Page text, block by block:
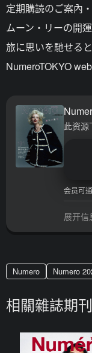
定期購読のご案內
ムーン・リーの開
旅に思いを馳せる
NumeroTOKYO
此资源
会员可
展开信
Numero Numero
相關雜誌期刊